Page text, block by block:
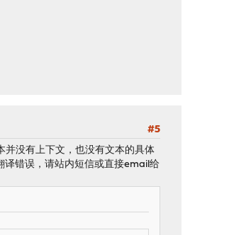
#5
并没有上下文，也没有文本的具体
译错误，请站内短信或直接email给